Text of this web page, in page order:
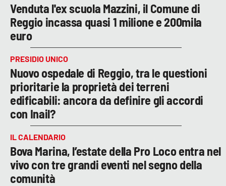
Venduta l'ex scuola Mazzini, il Comune di
Reggio incassa quasi 1 milione e 200mila
euro
PRESIDIO UNICO
Nuovo ospedale di Reggio, tra le questioni
prioritarie la proprietà dei terreni
edificabili: ancora da definire gli accordi
con Inail?
IL CALENDARIO
Bova Marina, l’estate della Pro Loco entra nel
vivo con tre grandi eventi nel segno della
comunità